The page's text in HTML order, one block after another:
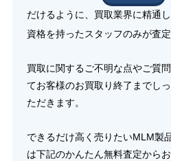
だけるように、買取業界に精通
資格を持ったスタッフのみが査
買取に関するご不明な点やご質
てお客様のお買取り終了までし
ただきます。
できるだけ高く売りたいMLM製
は下記のかんたん無料査定から